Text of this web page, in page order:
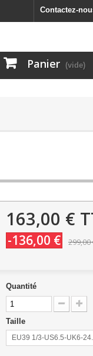
Contactez-
Panier (vide)
163,00 €
-136,00 € 299,00
Quantité
Taille
EU39 1/3-US6.5-UK6-